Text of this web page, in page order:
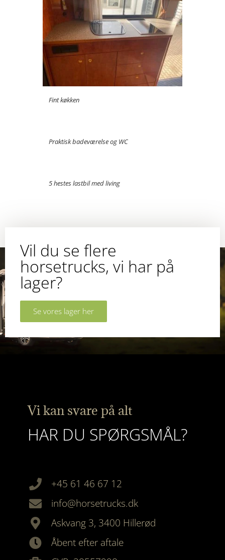
Fint køkken
Praktisk badeværelse og WC
5 hestes lastbil med living
Vil du se flere
horsetrucks, vi har på
lager?
Se vores lager her
Vi kan svare på alt
HAR DU SPØRGSMÅL?
+45 61 46 67 12
info@horsetrucks.dk
Askvang 3, 3400 Hillerød
Åbent efter aftale